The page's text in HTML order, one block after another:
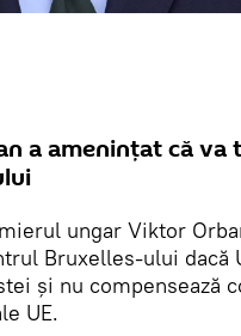
a amenințat că
ungar Viktor
Bruxelles-ului dacă
și nu compensează
UE.